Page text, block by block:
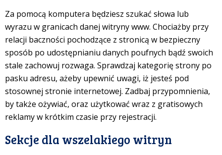
Za pomocą komputera będziesz szukać słowa lub
wyrazu w granicach danej witryny www. Chociażby przy
relacji baczności pochodzące z stronicą w bezpieczny
sposób po udostępnianiu danych poufnych bądź swoich
stale zachowuj rozwaga. Sprawdzaj kategorię strony po
pasku adresu, ażeby upewnić uwagi, iż jesteś pod
stosownej stronie internetowej. Zadbaj przypomnienia,
by także ożywiać, oraz użytkować wraz z gratisowych
reklamy w krótkim czasie przy rejestracji.
Sekcje dla wszelakiego witryn